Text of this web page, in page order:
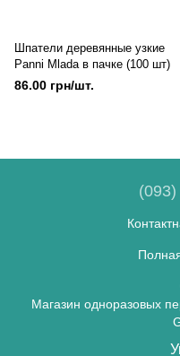
Шпатели деревянные узкие
Panni Mlada в пачке (100 шт)
86.00 грн/шт.
Магазин одноразовых